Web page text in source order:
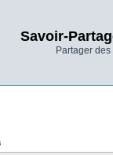
Savoir-
Partager